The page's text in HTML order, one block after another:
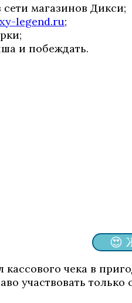
магазинов Дикси;
legend.ru;
и побеждать.
😍
чека в
участвовать